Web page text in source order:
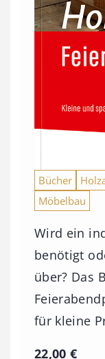
Bücher
Möbelbau
Wird ein
benötigt
über? Das
für kleine
22,00€